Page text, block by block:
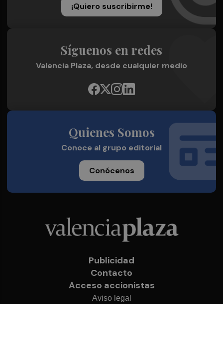
¡Quiero suscribirme!
Síguenos en redes
Valencia Plaza, desde cualquier medio
Quienes Somos
Conoce al grupo editorial
Conócenos
Publicidad
Contacto
Acceso accionistas
Aviso legal